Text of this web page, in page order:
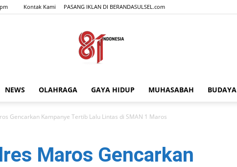
Kontak Kami PASANG IKLAN DI BERANDASULSEL.com
NEWS OLAHRAGA GAYA HIDUP MUHASABAH BUDAYA
Gencarkan Kampanye Tertib Lalu Lintas di SMAN 1 Maros
Maros Gencarkan